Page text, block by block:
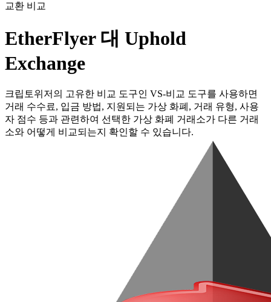
교환 비교
EtherFlyer 대 Uphold
Exchange
크립토위저의 고유한 비교 도구인 VS-비교 도구를 사용하면
거래 수수료, 입금 방법, 지원되는 가상 화폐, 거래 유형, 사용
자 점수 등과 관련하여 선택한 가상 화폐 거래소가 다른 거래
소와 어떻게 비교되는지 확인할 수 있습니다.